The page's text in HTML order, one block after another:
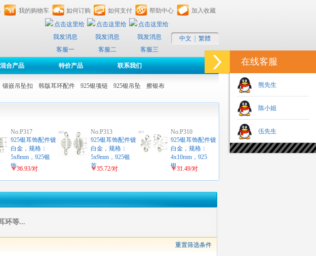
客服一 客服二 客服三
中文 繁體
我的购物车 如何订购 如何支付 帮助中心 加入收藏
混合产品 特价产品 联系我们
镶嵌吊坠扣 韩版耳环配件 925银项链 925银吊坠 擦银布
No:P317
925银耳饰配件镀
白金，规格：
5x8mm，925银
饰…
￥36.93/对
No:P313
925银耳饰配件镀
白金，规格：
5x9mm，925银
首…
￥35.72/对
No:P310
925银耳饰配件镀
白金，规格：
4x10mm，925
银…
￥31.49/对
环等...
重置筛选条件
在线客服
熊先生
陈小姐
伍先生